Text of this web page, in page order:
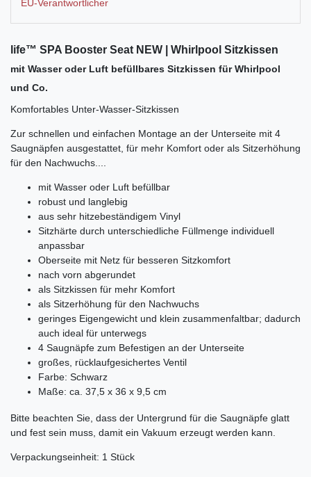
EU-Verantwortlicher
life™ SPA Booster Seat NEW | Whirlpool Sitzkissen
mit Wasser oder Luft befüllbares Sitzkissen für Whirlpool
und Co.
Komfortables Unter-Wasser-Sitzkissen
Zur schnellen und einfachen Montage an der Unterseite mit 4
Saugnäpfen ausgestattet, für mehr Komfort oder als Sitzerhöhung
für den Nachwuchs....
mit Wasser oder Luft befüllbar
robust und langlebig
aus sehr hitzebeständigem Vinyl
Sitzhärte durch unterschiedliche Füllmenge individuell
anpassbar
Oberseite mit Netz für besseren Sitzkomfort
nach vorn abgerundet
als Sitzkissen für mehr Komfort
als Sitzerhöhung für den Nachwuchs
geringes Eigengewicht und klein zusammenfaltbar; dadurch
auch ideal für unterwegs
4 Saugnäpfe zum Befestigen an der Unterseite
großes, rücklaufgesichertes Ventil
Farbe: Schwarz
Maße: ca. 37,5 x 36 x 9,5 cm
Bitte beachten Sie, dass der Untergrund für die Saugnäpfe glatt
und fest sein muss, damit ein Vakuum erzeugt werden kann.
Verpackungseinheit: 1 Stück